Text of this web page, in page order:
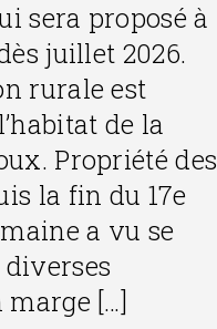
sera proposé à
juillet 2026.
rurale est
de la
Propriété des
la fin du 17e
a vu se
[…]